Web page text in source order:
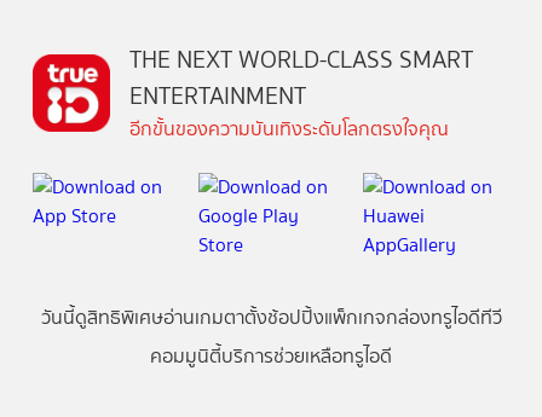
THE NEXT WORLD-CLASS SMART
ENTERTAINMENT
อีกขั้นของความบันเทิงระดับโลกตรงใจคุณ
วันนี้ดูสิทธิพิเศษอ่านเกมตาตั้งช้อปปิ้งแพ็กเกจกล่องทรูไอดีทีวี
คอมมูนิตี้บริการช่วยเหลือทรูไอดี